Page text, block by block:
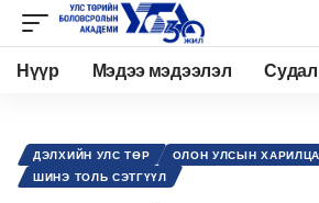
Нүүр Мэдээ мэдээлэл
ДЭЛХИЙН УЛС ТӨР
ОЛОН УЛСЫН
ШИНЭ ТОЛЬ СЭТГҮҮЛ